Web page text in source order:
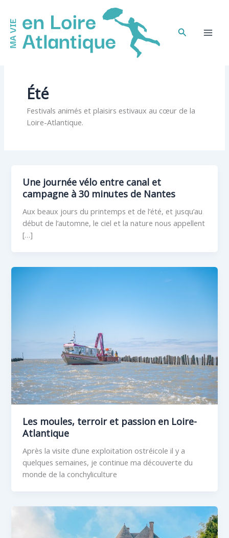
contenu
Rechercher
Été
Festivals animés et plaisirs estivaux au cœur de la
Loire-Atlantique.
Une journée vélo entre canal et
campagne à 30 minutes de Nantes
Aux beaux jours du printemps et de l’été, et jusqu’au
début de l’automne, le ciel et la nature nous appellent
[…]
Les moules, terroir et passion en Loire-
Atlantique
Après la visite d’une exploitation ostréicole il y a
quelques semaines, je continue ma découverte du
monde de la conchyliculture